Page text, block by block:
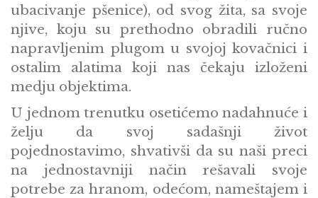
ubacivanje pšenice), od svog žita, sa svoje
njive, koju su prethodno obradili ručno
napravljenim plugom u svojoj kovačnici i
ostalim alatima koji nas čekaju izloženi
medju objektima.
U jednom trenutku osetićemo nadahnuće i
želju da svoj sadašnji život
pojednostavimo, shvativši da su naši preci
na jednostavniji način rešavali svoje
potrebe za hranom, odećom, nameštajem i